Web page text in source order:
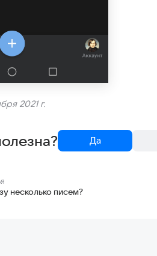
2021 г.
Да
несколько писем?